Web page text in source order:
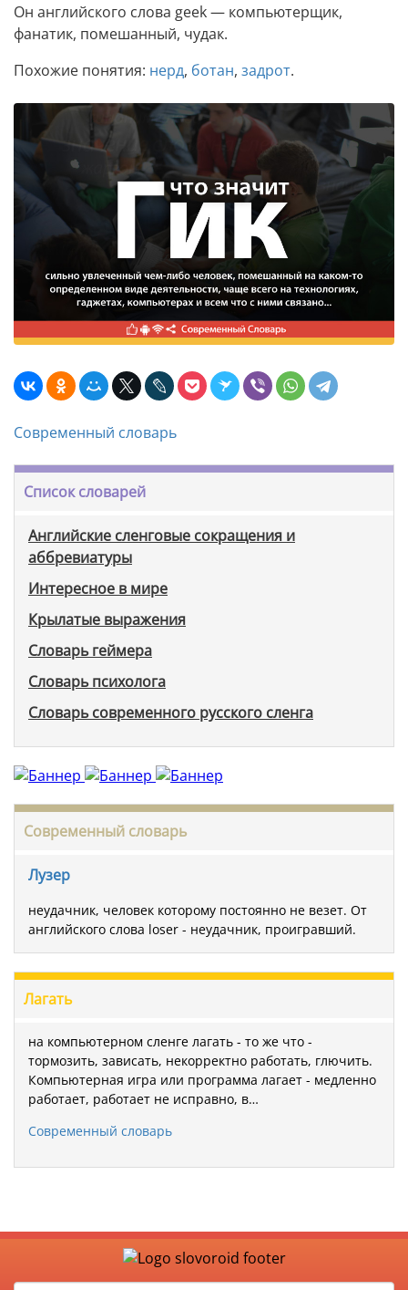
Он английского слова geek — компьютерщик,
фанатик, помешанный, чудак.
Похожие понятия: нерд, ботан, задрот.
Современный словарь
Список словарей
Английские сленговые сокращения и
аббревиатуры
Интересное в мире
Крылатые выражения
Словарь геймера
Словарь психолога
Словарь современного русского сленга
Современный словарь
Лузер
неудачник, человек которому постоянно не везет. От
английского слова loser - неудачник, проигравший.
Лагать
на компьютерном сленге лагать - то же что -
тормозить, зависать, некорректно работать, глючить.
Компьютерная игра или программа лагает - медленно
работает, работает не исправно, в…
Современный словарь